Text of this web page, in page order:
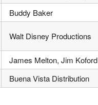
Buddy Baker
Walt Disney Productions
James Melton, Jim Koford
Buena Vista Distribution